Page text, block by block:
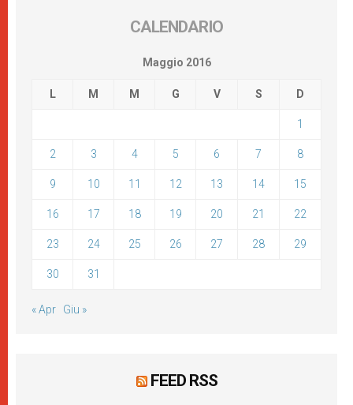
CALENDARIO
Maggio 2016
L M M G V S D
1
2 3 4 5 6 7 8
9 10 11 12 13 14 15
16 17 18 19 20 21 22
23 24 25 26 27 28 29
30 31
« Apr Giu »
FEED RSS